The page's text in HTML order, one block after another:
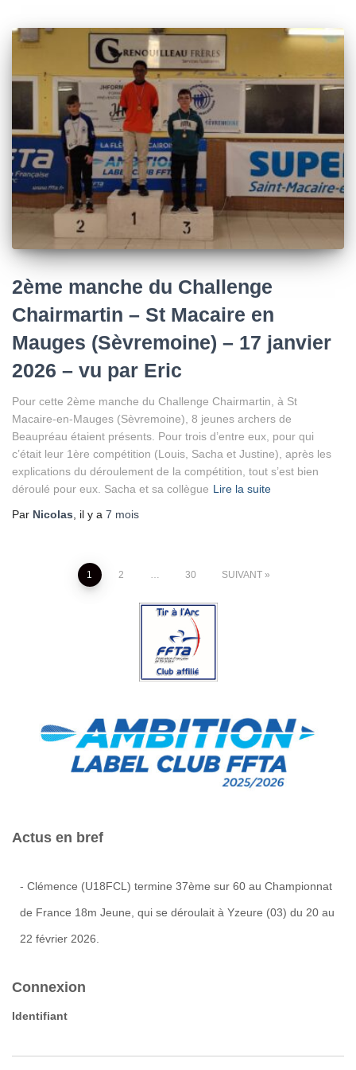
2ème manche du Challenge
Chairmartin – St Macaire en
Mauges (Sèvremoine) – 17 janvier
2026 – vu par Eric
Pour cette 2ème manche du Challenge Chairmartin, à St
Macaire-en-Mauges (Sèvremoine), 8 jeunes archers de
Beaupréau étaient présents. Pour trois d’entre eux, pour qui
c’était leur 1ère compétition (Louis, Sacha et Justine), après les
explications du déroulement de la compétition, tout s’est bien
déroulé pour eux. Sacha et sa collègue Lire la suite
Par Nicolas, il y a 7 mois
Pagination
1 2 … 30 SUIVANT
Actus en bref
- Clémence (U18FCL) termine 37ème sur 60 au Championnat
de France 18m Jeune, qui se déroulait à Yzeure (03) du 20 au
22 février 2026.
Connexion
Identifiant